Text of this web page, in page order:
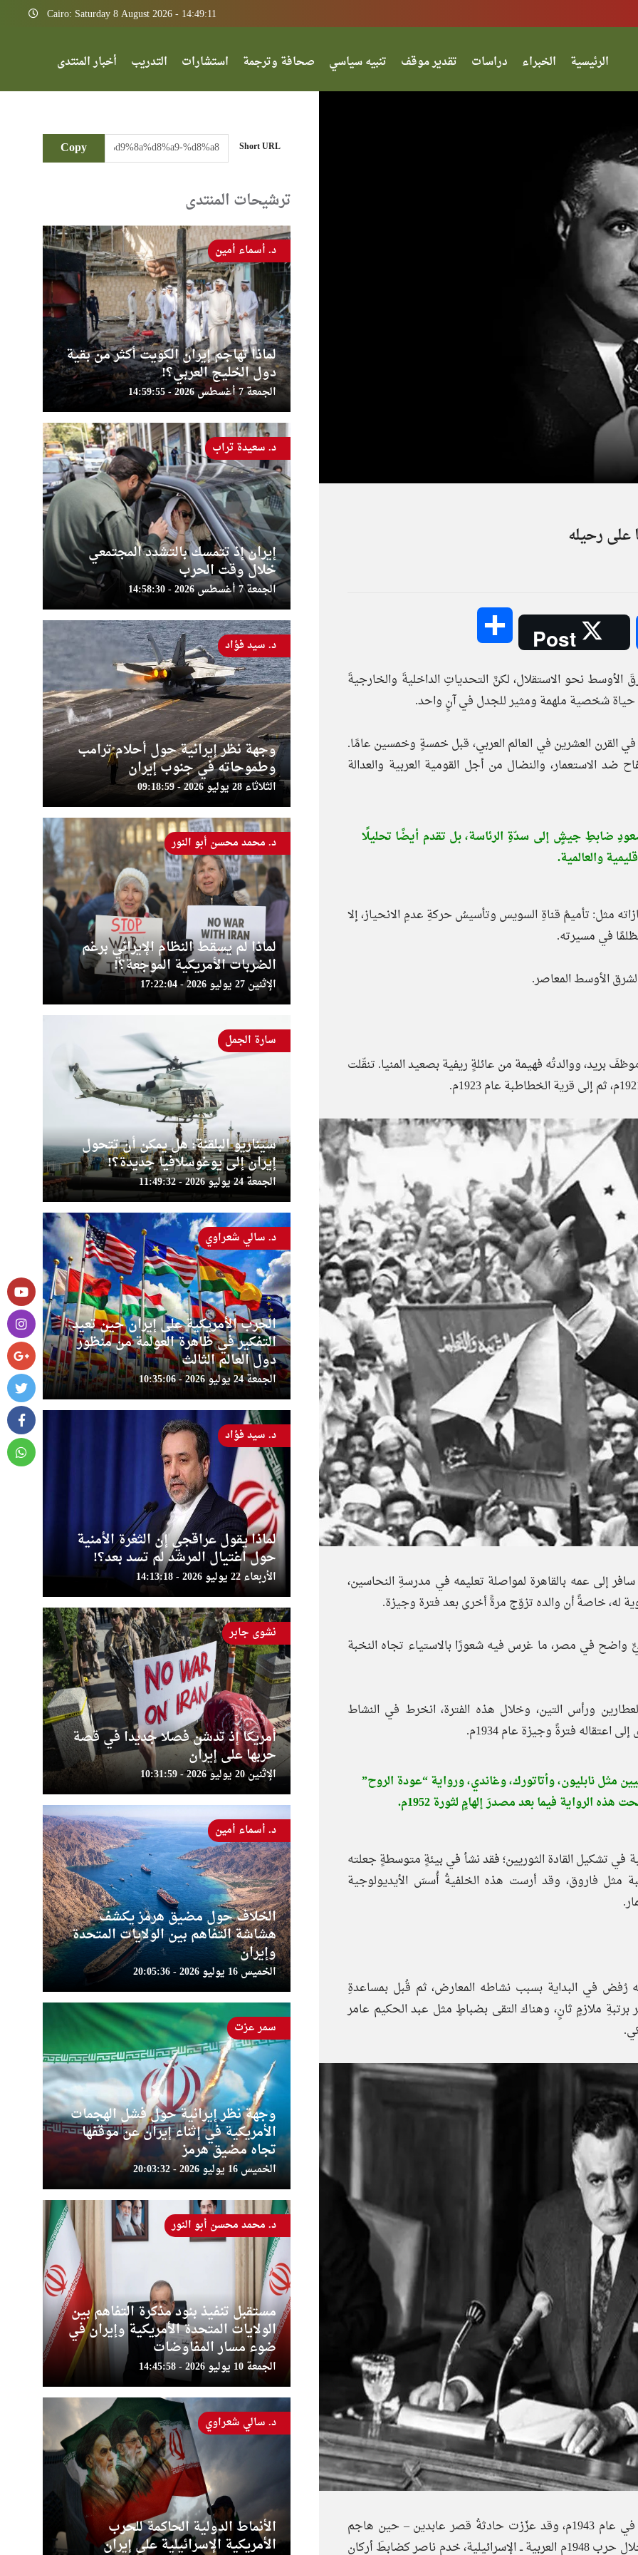
Cairo: Saturday 8 August 2026 - 14:49:11
الرئيسية الخبراء دراسات تقدير موقف تنبيه سياسي صحافة وترجمة استشارات التدريب أخبار المنتدى
Post
الأوسط نحو الاستقلال، لكنَّ التحدياتِ الداخليةَ والخارجيةَ
حياة شخصية ملهمة ومثير للجدل في آنٍ واحد.
القرن العشرين في العالم العربي، قبل خمسةٍ وخمسين عامًا.
الاستعمار، والنضال من أجل القومية العربية والعدالة
ضابطِ جيشٍ إلى سدّةِ الرئاسة، بل تقدم أيضًا تحليلًا
والعالمية.
مثل: تأميمُ قناةِ السويس وتأسيسُ حركةِ عدمِ الانحياز، إلا
الأوسط المعاصر.
بريد، ووالدتُه فهيمة من عائلةٍ ريفية بصعيد المنيا. تنقّلت
ناصر بمدرسةِ السكة الحديد الابتدائية، وفي عام 1924م سافر إلى عمه بالقاهرة لمواصلة تعليمه في مدرسةِ النحاسين،
واضح في مصر، ما غرس فيه شعورًا بالاستياء تجاه النخبة
ورأس التين، وخلال هذه الفترة، انخرط في النشاط
فترةً وجيزة عام 1934م.
مثل نابليون، وأتاتورك، وغاندي، ورواية “عودة الروح”
الرواية فيما بعد مصدرَ إلهامٍ لثورة 1952م.
في تشكيل القادة الثوريين؛ فقد نشأ في بيئةٍ متوسطةٍ جعلته
مثل فاروق، وقد أرست هذه الخلفيةُ أُسسَ الأيديولوجية
الحربية الملكية المصرية عام 1937م، لكنه رُفض في البداية بسبب نشاطه المعارض، ثم قُبل بمساعدةِ
بصعيد مصر برتبةِ ملازمٍ ثانٍ، وهناك التقى بضباطٍ مثل عبد الحكيم عامر
وفي عام 1941م سافر إلى الخرطوم بالسودان، وعاد إلى مصر في عام 1943م، وقد عزّزت حادثةُ قصر عابدين – حين هاجم
البريطانيون قصرَ الملك فاروق – مشاعرَه المعاديةَ لبريطانيا، وخلال حرب 1948م العربية ــ الإسرائيلية، خدم ناصر كضابطَ أركانٍ
Short URL
Copy
ترشيحات المنتدى
لماذا تهاجم إيران الكويت أكثر من بقية
دول الخليج العربي؟!
الجمعة 7 أغسطس 2026 - 14:59:55
د. أسماء أمين
إيران إذ تتمسك بالتشدد المجتمعي
خلال وقت الحرب
الجمعة 7 أغسطس 2026 - 14:58:30
د. سعيدة تراب
وجهة نظر إيرانية حول أحلام ترامب
وطموحاته في جنوب إيران
الثلاثاء 28 يوليو 2026 - 09:18:59
د. سيد فؤاد
لماذا لم يسقط النظام الإيراني برغم
الضربات الأمريكية الموجعة؟!
الإثنين 27 يوليو 2026 - 17:22:04
د. محمد محسن أبو النور
سيناريو البلقنة: هل يمكن أن تتحول
إيران إلى يوغوسلافيا جديدة؟!
الجمعة 24 يوليو 2026 - 11:49:32
سارة الجمل
الحرب الأمريكية على إيران حين تعيد
التفكير في ظاهرة العولمة من منظور
دول العالم الثالث
الجمعة 24 يوليو 2026 - 10:35:06
د. سالي شعراوي
لماذا يقول عراقجي إن الثغرة الأمنية
حول اغتيال المرشد لم تسد بعد؟!
الأربعاء 22 يوليو 2026 - 14:13:18
د. سيد فؤاد
أمريكا إذ تدشن فصلا جديدا في قصة
حربها على إيران
الإثنين 20 يوليو 2026 - 10:31:59
نشوى جابر
الخلاف حول مضيق هرمز يكشف
هشاشة التفاهم بين الولايات المتحدة
وإيران
الخميس 16 يوليو 2026 - 20:05:36
د. أسماء أمين
وجهة نظر إيرانية حول فشل الهجمات
الأمريكية في إثناء إيران عن موقفها
تجاه مضيق هرمز
الخميس 16 يوليو 2026 - 20:03:32
سمر عزت
مستقبل تنفيذ بنود مذكرة التفاهم بين
الولايات المتحدة الأمريكية وإيران في
ضوء مسار المفاوضات
الجمعة 10 يوليو 2026 - 14:45:58
د. محمد محسن أبو النور
الأنماط الدولية الحاكمة للحرب
الأمريكية الإسرائيلية على إيران
د. سالي شعراوي